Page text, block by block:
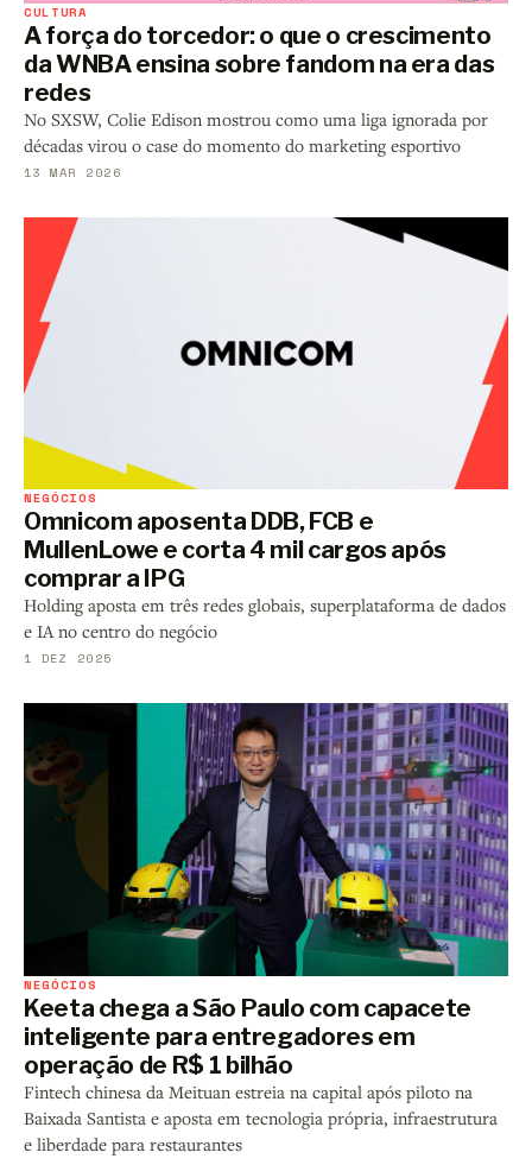
CULTURA
A força do torcedor: o que o crescimento
da WNBA ensina sobre fandom na era das
redes
No SXSW, Colie Edison mostrou como uma liga ignorada por
décadas virou o case do momento do marketing esportivo
13 MAR 2026
NEGÓCIOS
Omnicom aposenta DDB, FCB e
MullenLowe e corta 4 mil cargos após
comprar a IPG
Holding aposta em três redes globais, superplataforma de dados
e IA no centro do negócio
1 DEZ 2025
NEGÓCIOS
Keeta chega a São Paulo com capacete
inteligente para entregadores em
operação de R$ 1 bilhão
Fintech chinesa da Meituan estreia na capital após piloto na
Baixada Santista e aposta em tecnologia própria, infraestrutura
e liberdade para restaurantes